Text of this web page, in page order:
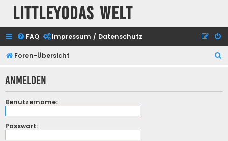
Littleyodas Welt
FAQ Impressum / Datenschutz
Foren-Übersicht
h
Anmelden
Benutzername:
Passwort: